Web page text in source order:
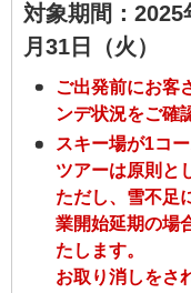
対象期間：
月31日（火）
ご出発前にお客
ンデ状況をご確
スキー場が1コ
ツアーは原則と
ただし、雪不足
業開始延期の場
たします。
お取り消しをさ